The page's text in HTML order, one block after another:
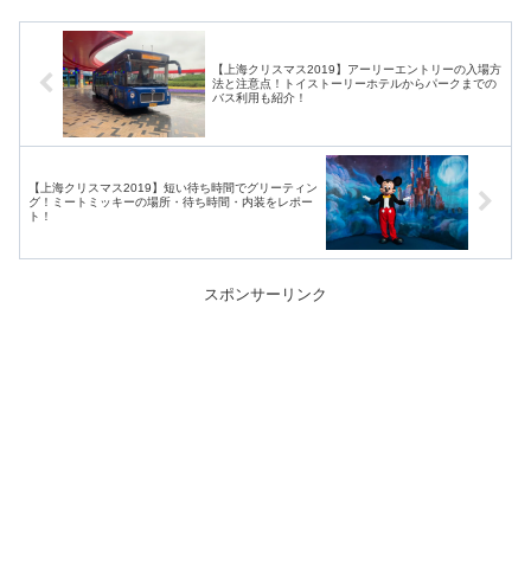
【上海クリスマス2019】アーリーエントリーの入場方
法と注意点！トイストーリーホテルからパークまでの
バス利用も紹介！
【上海クリスマス2019】短い待ち時間でグリーティン
グ！ミートミッキーの場所・待ち時間・内装をレポー
ト！
スポンサーリンク